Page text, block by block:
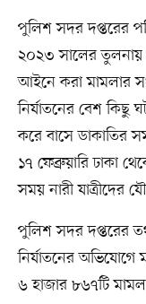
পুলিশ সদর দপ্তরের
২০২৩ সালের তুলনায়
আইনে করা মামলার
নির্যাতনের বেশ কিছু
করে বাসে ডাকাতির
১৭ ফেব্রুয়ারি ঢাকা
সময় নারী যাত্রীদের
পুলিশ সদর দপ্তরের
নির্যাতনের অভিযোগে
৬ হাজার ৮৬৭টি